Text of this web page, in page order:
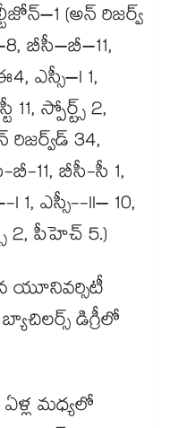
(అన్ రిజర్వ్​
బీసీ–బీ–11,
ఎస్సీ–I 1,
11, స్పోర్ట్స్ 2,
34,
11, బీసీ-సీ 1,
ఎస్సీ--II– 10,
2, పీహెచ్ 5.)
యూనివర్సిటీ
డిగ్రీలో
ఏళ్ల మధ్యలో